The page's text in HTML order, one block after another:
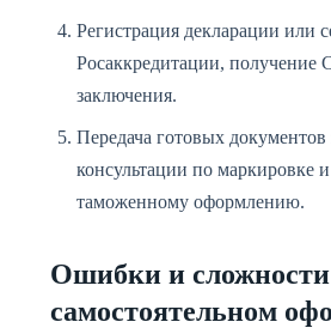
Регистрация декларации или
Росаккредитации, получение
заключения.
Передача готовых документов
консультации по маркировке
таможенному оформлению.
Ошибки и
самостоятельном